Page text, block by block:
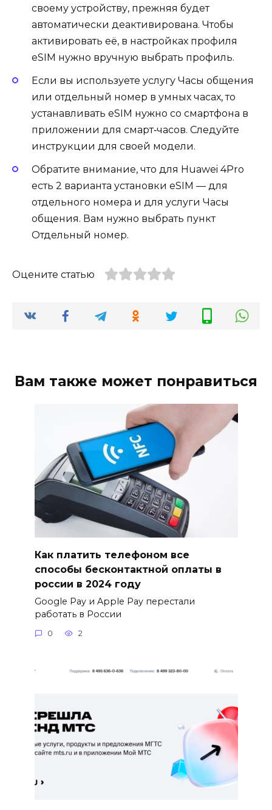
своему устройству, прежняя будет
автоматически деактивирована. Чтобы
активировать её, в настройках профиля
eSIM нужно вручную выбрать профиль.
Если вы используете услугу Часы общения
или отдельный номер в умных часах, то
устанавливать eSIM нужно со смартфона в
приложении для смарт‑часов. Следуйте
инструкции для своей модели.
Обратите внимание, что для Huawei 4Pro
есть 2 варианта установки eSIM — для
отдельного номера и для услуги Часы
общения. Вам нужно выбрать пункт
Отдельный номер.
Оцените статью
Вам также может понравиться
Как платить телефоном все
способы бесконтактной оплаты в
россии в 2024 году
Google Pay и Apple Pay перестали
работать в России
0 2